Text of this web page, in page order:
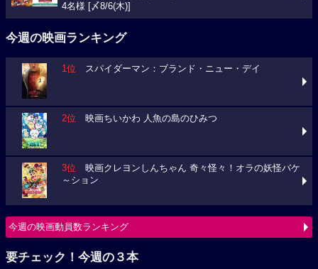
4名様 [〆8/6(木)]
今週の映画ランキング
1位 スパイダーマン：ブランド・ニュー・デイ
2位 映画ちいかわ 人魚の島のひみつ
3位 映画クレヨンしんちゃん 奇々怪々！オラの妖怪バケ
～ション
今週の映画動員数ランキング
要チェック！今週の３本